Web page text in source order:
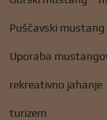
Puščavski
Uporaba
rekreativno jahanje
turizem